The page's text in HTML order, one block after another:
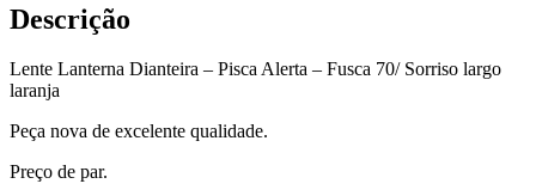
Descrição
Lente Lanterna Dianteira – Pisca Alerta – Fusca 70/ Sorriso largo
laranja
Peça nova de excelente qualidade.
Preço de par.